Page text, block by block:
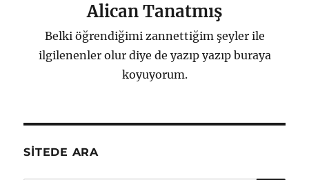
Alican Tanatmış
Belki öğrendiğimi zannettiğim şeyler ile
ilgilenenler olur diye de yazıp yazıp buraya
koyuyorum.
SITEDE ARA